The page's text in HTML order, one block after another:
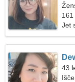
Jet
43